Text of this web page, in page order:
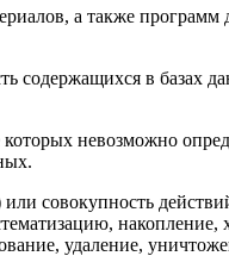
а также
содержащихся в
невозможно
совокупность
удаление,